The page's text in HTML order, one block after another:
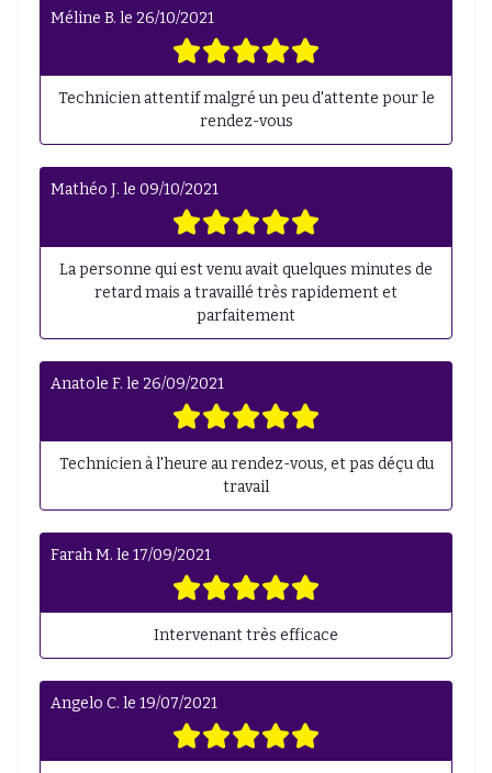
Méline B. le 26/10/2021
Technicien attentif malgré un peu d'attente pour le
rendez-vous
Mathéo J. le 09/10/2021
La personne qui est venu avait quelques minutes de
retard mais a travaillé très rapidement et
parfaitement
Anatole F. le 26/09/2021
Technicien à l'heure au rendez-vous, et pas déçu du
travail
Farah M. le 17/09/2021
Intervenant très efficace
Angelo C. le 19/07/2021